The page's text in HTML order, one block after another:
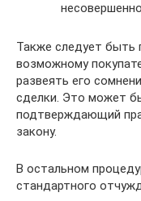
Также следует быть
возможному
развеять его
сделки. Это может
подтверждающий
закону.
В остальном
стандартного